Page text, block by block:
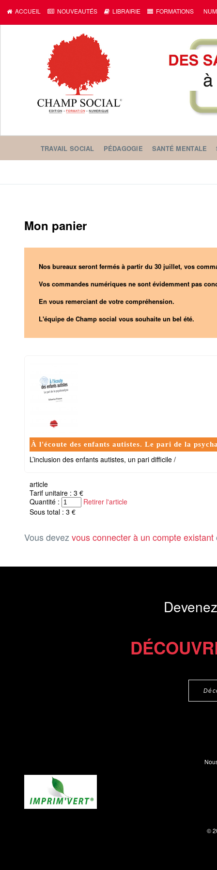
ACCUEIL NOUVEAUTÉS LIBRAIRIE FORMATIONS
TRAVAIL SOCIAL PÉDAGOGIE SANTÉ MENTALE
Mon panier
Nos bureaux seront fermés à partir du 30 juillet, vos
Vos commandes numériques ne sont évidemment pas
En vous remerciant de votre compréhension.
L'équipe de Champ social vous souhaite un bel été.
À l'écoute des enfants autistes. Le pari de la
L’inclusion des enfants autistes, un pari difficile /
article
Tarif unitaire : 3 €
Quantité :
Retirer l'article
Sous total : 3 €
Vous devez vous connecter à un compte existant
©